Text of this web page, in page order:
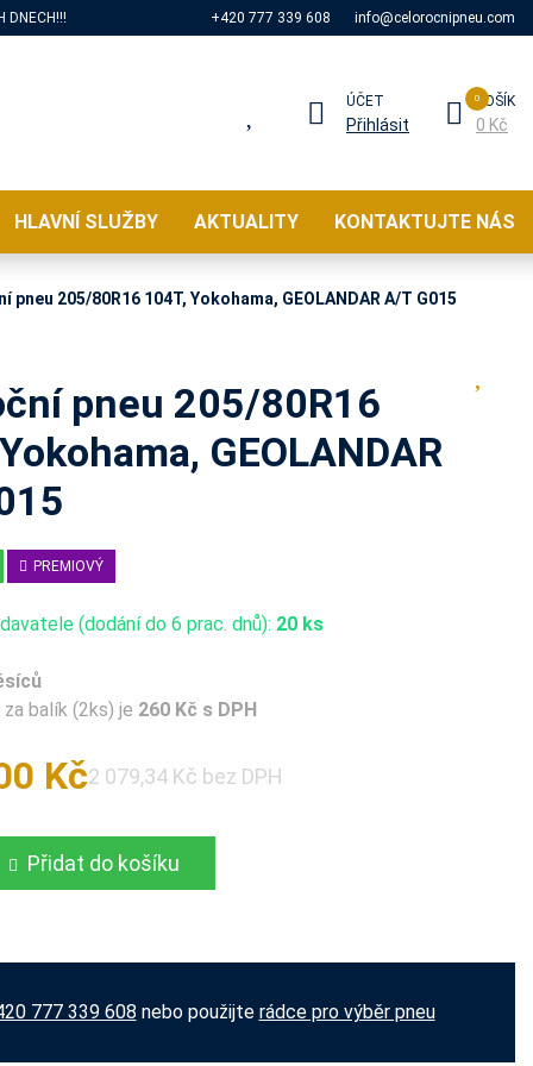
DNECH!!! +420 777 339 608 info@celorocnipneu.com
ÚČET
Přihlásit
KOŠÍK
0 Kč
HLAVNÍ SLUŽBY AKTUALITY KONTAKTUJTE NÁS
pneu 205/80R16 104T, Yokohama, GEOLANDAR A/T G015
pneu 205/80R16
GEOLANDAR
PREMIOVÝ
(dodání do 6 prac. dnů): 20 ks
balík (2ks) je 260 Kč s DPH
Kč2 079,34 Kč bez DPH
Přidat do košíku
777 339 608nebo použijte rádce pro výběr pneu